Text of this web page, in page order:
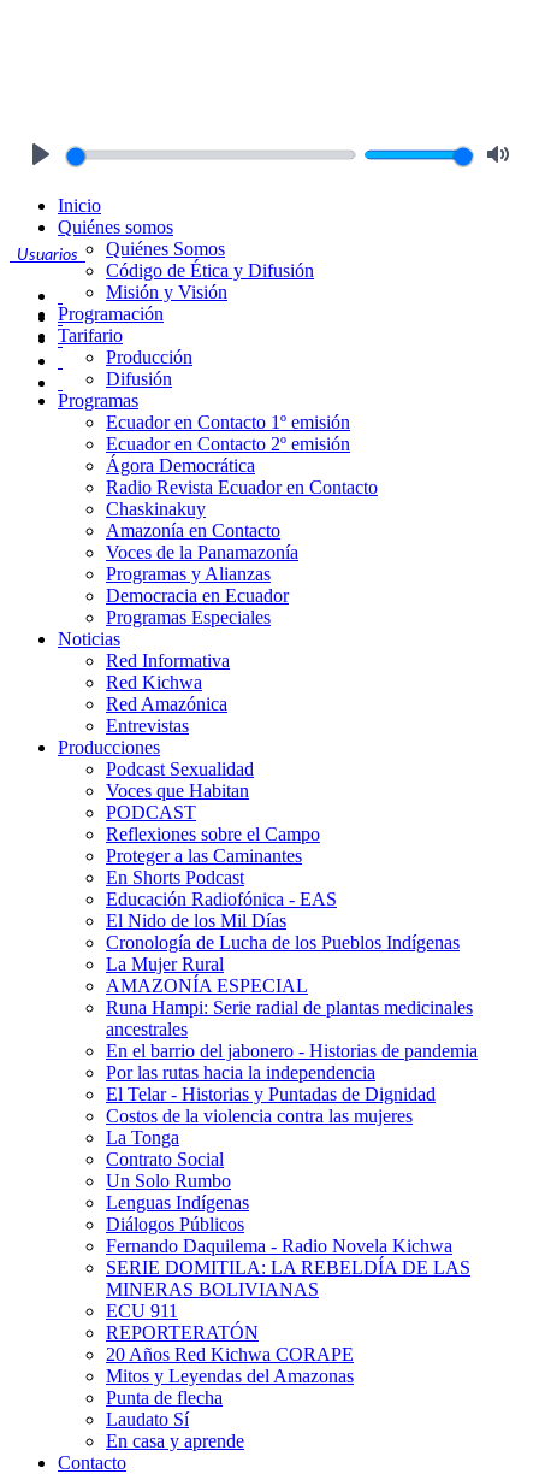
Usuarios
Inicio
Quiénes somos
Quiénes Somos
Código de Ética y Difusión
Misión y Visión
Programación
Tarifario
Producción
Difusión
Programas
Ecuador en Contacto 1º emisión
Ecuador en Contacto 2º emisión
Ágora Democrática
Radio Revista Ecuador en Contacto
Chaskinakuy
Amazonía en Contacto
Voces de la Panamazonía
Programas y Alianzas
Democracia en Ecuador
Programas Especiales
Noticias
Red Informativa
Red Kichwa
Red Amazónica
Entrevistas
Producciones
Podcast Sexualidad
Voces que Habitan
PODCAST
Reflexiones sobre el Campo
Proteger a las Caminantes
En Shorts Podcast
Educación Radiofónica - EAS
El Nido de los Mil Días
Cronología de Lucha de los Pueblos Indígenas
La Mujer Rural
AMAZONÍA ESPECIAL
Runa Hampi: Serie radial de plantas medicinales
ancestrales
En el barrio del jabonero - Historias de pandemia
Por las rutas hacia la independencia
El Telar - Historias y Puntadas de Dignidad
Costos de la violencia contra las mujeres
La Tonga
Contrato Social
Un Solo Rumbo
Lenguas Indígenas
Diálogos Públicos
Fernando Daquilema - Radio Novela Kichwa
SERIE DOMITILA: LA REBELDÍA DE LAS
MINERAS BOLIVIANAS
ECU 911
REPORTERATÓN
20 Años Red Kichwa CORAPE
Mitos y Leyendas del Amazonas
Punta de flecha
Laudato Sí
En casa y aprende
Contacto